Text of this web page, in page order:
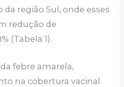
da região Sul, onde esses
redução de
(Tabela 1).
febre amarela,
na cobertura vacinal